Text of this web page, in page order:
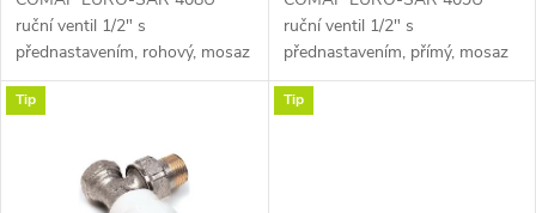
k
t
k
t
ruční ventil 1/2" s
přednastavením, rohový, mosaz
ruční ventil 1/2" s
přednastavením, přímý, mosaz
Tip Tip